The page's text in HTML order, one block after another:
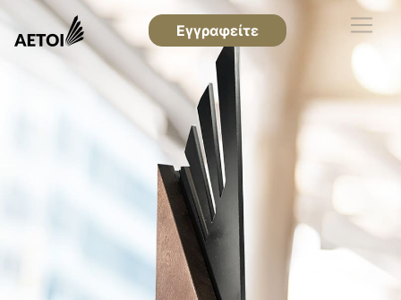
Εγγραφείτε